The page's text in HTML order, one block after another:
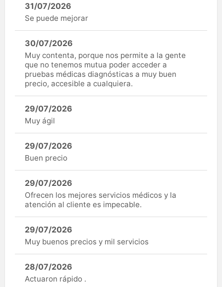
31/07/2026
Se puede mejorar
30/07/2026
Muy contenta, porque nos permite a la gente
que no tenemos mutua poder acceder a
pruebas médicas diagnósticas a muy buen
precio, accesible a cualquiera.
29/07/2026
Muy ágil
29/07/2026
Buen precio
29/07/2026
Ofrecen los mejores servicios médicos y la
atención al cliente es impecable.
29/07/2026
Muy buenos precios y mil servicios
28/07/2026
Actuaron rápido .